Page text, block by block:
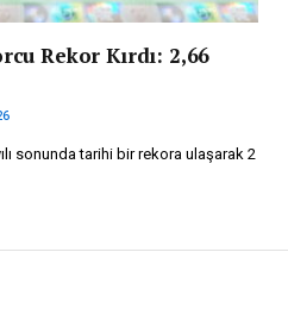
Rekor Kırdı: 2,66
sonunda tarihi bir rekora ulaşarak 2